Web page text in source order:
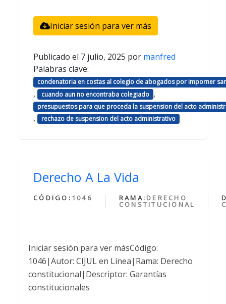
Iniciar sesión para ver más
Publicado el 7 julio, 2025 por manfred
Palabras clave:
condenatoria en costas al colegio de abogados por imporner
, cuando aun no encontraba colegiado ,
presupuestos para que proceda la suspension del acto
, rechazo de suspension del acto administrativo
Derecho A La Vida
CÓDIGO: 1046 RAMA: DERECHO
CONSTITUCIONAL
Iniciar sesión para ver másCódigo:
1046|Autor: CIJUL en Línea|Rama: Derecho
constitucional|Descriptor: Garantías
constitucionales